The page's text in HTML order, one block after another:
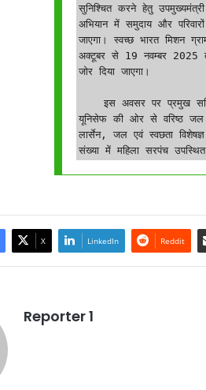
सुनिश्चित करने हेतु
अभियान में समुदाय और
जाएगा। स्वच्छ भारत मिशन
अक्टूबर से 19 नवम्बर 2025
जोर दिया जाएगा।
    इस अवसर पर प्रमुख सचिव श्रीमती निहारिका बारीक, एसबीएम योजना के प्रबंध निदेशक श्री अश्विनी देवांगन,
यूनिसेफ की ओर से वरिष्ठ जल
लार्सेन, जल एवं स्वछता
संख्या में महिला सरपंच उपस्थित
X LinkedIn Reddit
Reporter 1